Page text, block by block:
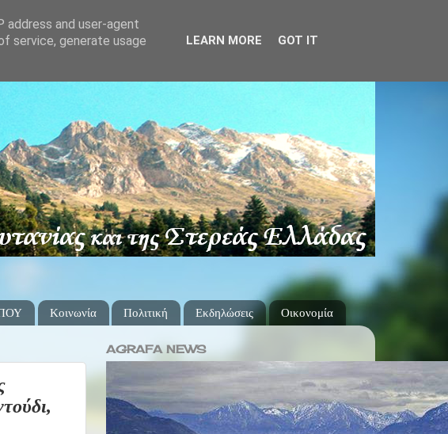
Κοινωνία Πολιτική Εκδηλώσεις Οικονομία
AGRAFA NEWS
address and user-agent
service, generate usage
LEARN MORE GOT IT